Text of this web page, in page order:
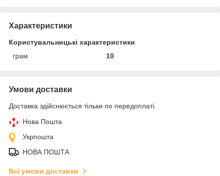
Характеристики
Користувальницькі характеристики
грам
10
Умови доставки
Доставка здійснюється тільки по передоплаті.
Нова Пошта
Укрпошта
НОВА ПОШТА
Всі умови доставки